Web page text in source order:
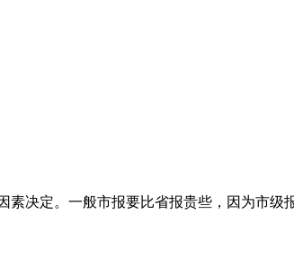
决定。一般市报要比省报贵些，因为市级